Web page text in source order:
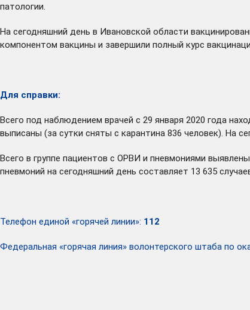
патологии.
На сегодняшний день в Ивановской области
компонентом вакцины и завершили полный курс
Для справки:
Всего под наблюдением врачей с 29 января 2020 года
выписаны (за сутки сняты с карантина 836 человек). На
Всего в группе пациентов с ОРВИ и пневмониями
пневмоний на сегодняшний день составляет 13 635
Телефон единой «горячей линии»: 112
Федеральная «горячая линия» волонтерского штаба